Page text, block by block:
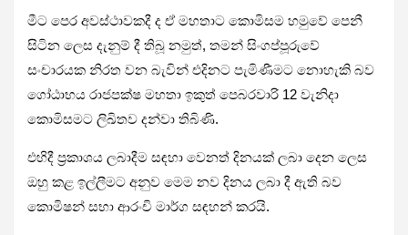
මීට පෙර අවස්ථාවකදී ද ඒ මහතාට කොමිසම හමුවේ පෙනී
සිටින ලෙස දැනුම් දී තිබූ නමුත්, තමන් සිංගප්පූරුවේ
සංචාරයක නිරත වන බැවින් එදිනට පැමිණීමට නොහැකි බව
ගෝඨාභය රාජපක්ෂ මහතා ඉකුත් පෙබරවාරි 12 වැනිදා
කොමිසමට ලිඛිතව දන්වා තිබිණි.
එහිදී ප්‍රකාශය ලබාදීම සඳහා වෙනත් දිනයක් ලබා දෙන ලෙස
ඔහු කළ ඉල්ලීමට අනුව මෙම නව දිනය ලබා දී ඇති බව
කොමිෂන් සභා ආරංචි මාර්ග සඳහන් කරයි.